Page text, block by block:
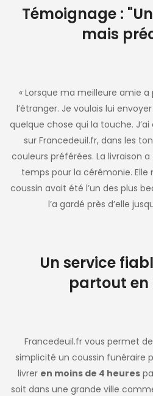
Témoignage :
mais
« Lorsque ma meilleure amie a
l’étranger. Je voulais lui
quelque chose qui la touche.
sur Francedeuil.fr, dans les
couleurs préférées. La livraison
temps pour la cérémonie. Elle
coussin avait été l’un des plus
l’a gardé près d’elle
Un service
partout en
Francedeuil.fr vous permet
simplicité un coussin funéraire
livrer en moins de 4 heures
soit dans une grande ville